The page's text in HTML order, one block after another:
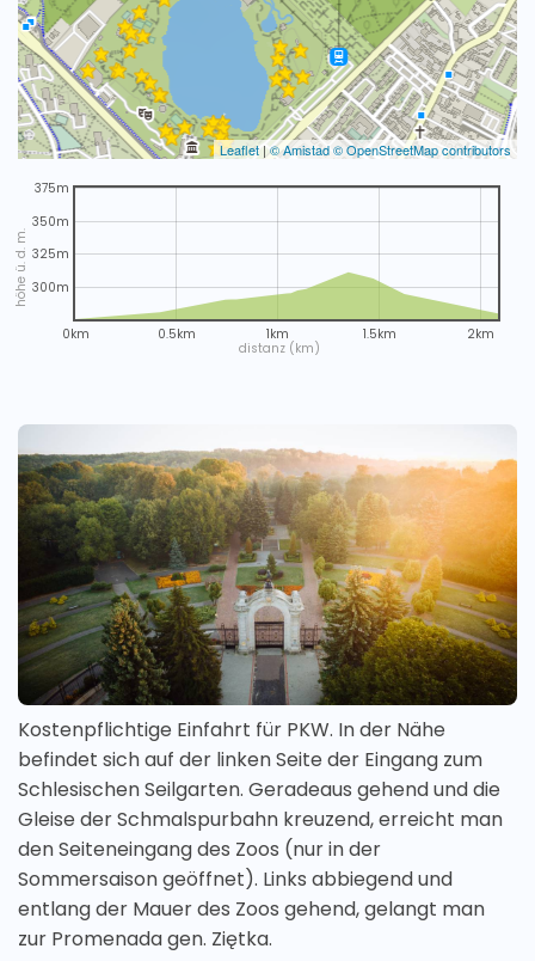
Leaflet|© Amistad© OpenStreetMap contributors
distanz (km)
höhe ü. d. m.
0km 0.5km 1km 1.5km 2km
300m
325m
350m
375m
Kostenpflichtige Einfahrt für PKW. In der Nähe
befindet sich auf der linken Seite der Eingang zum
Schlesischen Seilgarten. Geradeaus gehend und die
Gleise der Schmalspurbahn kreuzend, erreicht man
den Seiteneingang des Zoos (nur in der
Sommersaison geöffnet). Links abbiegend und
entlang der Mauer des Zoos gehend, gelangt man
zur Promenada gen. Ziętka.